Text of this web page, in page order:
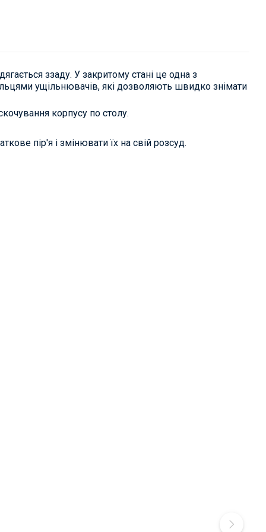
ззаду. У закритому стані це одна з
ущільнювачів, які дозволяють швидко знімати
корпусу по столу.
пір'я і змінювати їх на свій розсуд.